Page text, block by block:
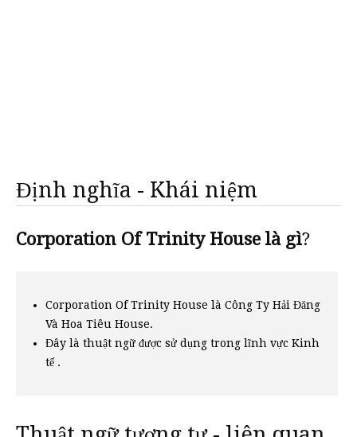
Định nghĩa - Khái niệm
Corporation Of Trinity House là gì?
Corporation Of Trinity House là Công Ty Hải Đăng
Và Hoa Tiêu House.
Đây là thuật ngữ được sử dụng trong lĩnh vực Kinh
tế .